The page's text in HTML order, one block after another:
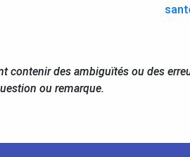
contenir des ambiguïtés ou des
ou remarque.